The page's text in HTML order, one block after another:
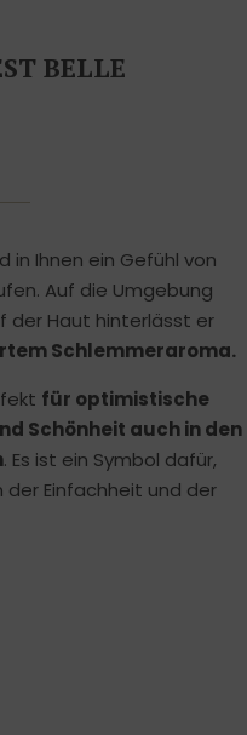
BELLE
in Ihnen ein Gefühl von
Auf die Umgebung
der Haut hinterlässt er
Schlemmeraroma.
für optimistische
Schönheit auch in den
. Es ist ein Symbol dafür,
der Einfachheit und der